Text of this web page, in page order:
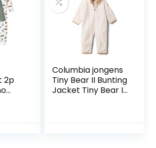
2p
Columbia jongens
Tiny Bear II Bunting
Jacket Tiny Bear II